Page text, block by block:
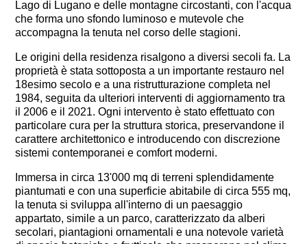
Lago di Lugano e delle montagne circostanti, con l'acqua
che forma uno sfondo luminoso e mutevole che
accompagna la tenuta nel corso delle stagioni.
Le origini della residenza risalgono a diversi secoli fa. La
proprietà è stata sottoposta a un importante restauro nel
18esimo secolo e a una ristrutturazione completa nel
1984, seguita da ulteriori interventi di aggiornamento tra
il 2006 e il 2021. Ogni intervento è stato effettuato con
particolare cura per la struttura storica, preservandone il
carattere architettonico e introducendo con discrezione
sistemi contemporanei e comfort moderni.
Immersa in circa 13'000 mq di terreni splendidamente
piantumati e con una superficie abitabile di circa 555 mq,
la tenuta si sviluppa all'interno di un paesaggio
appartato, simile a un parco, caratterizzato da alberi
secolari, piantagioni ornamentali e una notevole varietà